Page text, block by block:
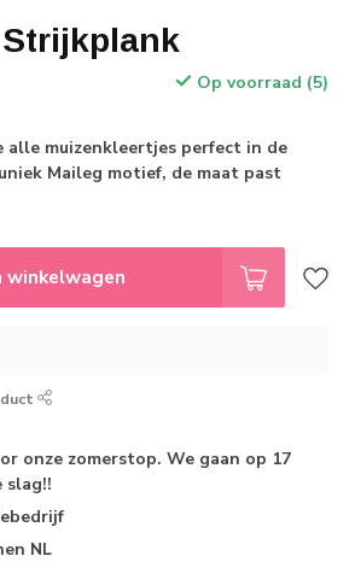
Op voorraad (5)
muizenkleertjes perfect in de
Maileg motief, de maat past
winkelwagen
onze zomerstop. We gaan op 17
slag!!
NL